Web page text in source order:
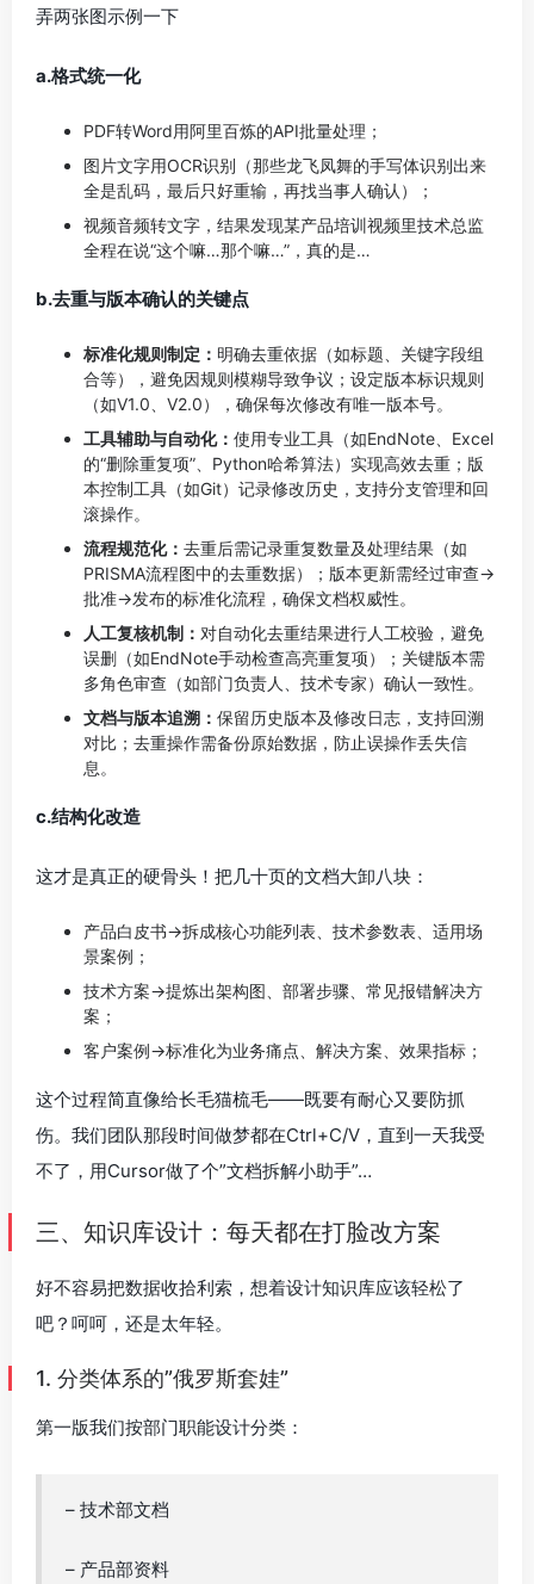
弄两张图示例一下
a.格式统一化
PDF转Word用阿里百炼的API批量处理；
图片文字用OCR识别（那些龙飞凤舞的手写体识别出来
全是乱码，最后只好重输，再找当事人确认）；
视频音频转文字，结果发现某产品培训视频里技术总监
全程在说“这个嘛…那个嘛…”，真的是…
b.去重与版本确认的关键点
标准化规则制定： 明确去重依据（如标题、关键字段组
合等），避免因规则模糊导致争议；设定版本标识规则
（如V1.0、V2.0），确保每次修改有唯一版本号。
工具辅助与自动化： 使用专业工具（如EndNote、Excel
的“删除重复项”、Python哈希算法）实现高效去重；版
本控制工具（如Git）记录修改历史，支持分支管理和回
滚操作。
流程规范化： 去重后需记录重复数量及处理结果（如
PRISMA流程图中的去重数据）；版本更新需经过审查→
批准→发布的标准化流程，确保文档权威性。
人工复核机制： 对自动化去重结果进行人工校验，避免
误删（如EndNote手动检查高亮重复项）；关键版本需
多角色审查（如部门负责人、技术专家）确认一致性。
文档与版本追溯： 保留历史版本及修改日志，支持回溯
对比；去重操作需备份原始数据，防止误操作丢失信
息。
c.结构化改造
这才是真正的硬骨头！把几十页的文档大卸八块：
产品白皮书→拆成核心功能列表、技术参数表、适用场
景案例；
技术方案→提炼出架构图、部署步骤、常见报错解决方
案；
客户案例→标准化为业务痛点、解决方案、效果指标；
这个过程简直像给长毛猫梳毛——既要有耐心又要防抓
伤。我们团队那段时间做梦都在Ctrl+C/V，直到一天我受
不了，用Cursor做了个”文档拆解小助手”…
三、知识库设计：每天都在打脸改方案
好不容易把数据收拾利索，想着设计知识库应该轻松了
吧？呵呵，还是太年轻。
1. 分类体系的”俄罗斯套娃”
第一版我们按部门职能设计分类：
– 技术部文档
– 产品部资料